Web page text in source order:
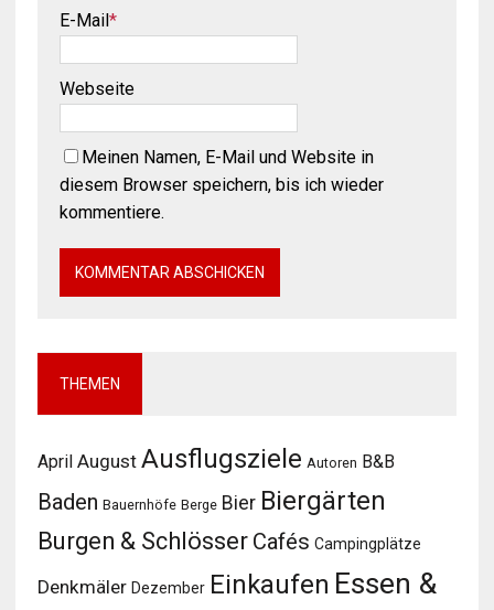
E-Mail*
Webseite
Meinen Namen, E-Mail und Website in
diesem Browser speichern, bis ich wieder
kommentiere.
THEMEN
April August Ausflugsziele Autoren B&B
Baden Bauernhöfe Berge Bier Biergärten
Burgen & Schlösser Cafés Campingplätze
Denkmäler Dezember Einkaufen Essen &